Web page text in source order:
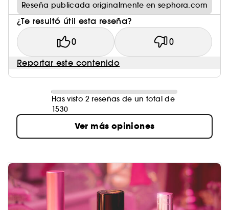
Reseña publicada originalmente en sephora.com
¿Te resultó útil esta reseña?
0 0
Reportar este contenido
Has visto 2 reseñas de un total de
1530
Ver más opiniones